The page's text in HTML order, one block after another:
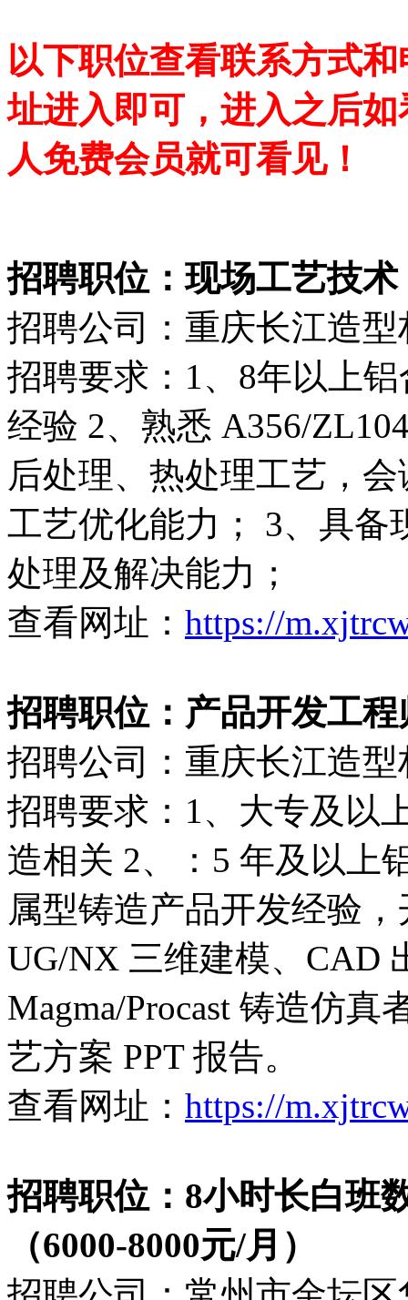
以下职位查看联系方式
址进入即可，进入之后
人免费会员就可看见！
招聘职位：现场工艺技
招聘公司：重庆长江造
招聘要求：1、8年以上
经验 2、熟悉 A356/
后处理、热处理工艺，
工艺优化能力； 3、具备
处理及解决能力；
查看网址： https://
招聘职位：产品开发工
招聘公司：重庆长江造
招聘要求：1、大专及以
造相关 2、：5 年及以上
属型铸造产品开发经验
UG/NX 三维建模、CAD
Magma/Procast 铸造仿
艺方案 PPT 报告。
查看网址： https://
招聘职位：8小时长白班
（6000-8000元/月）